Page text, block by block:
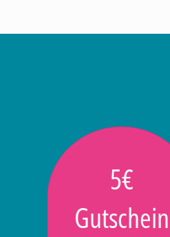
5€
Gutschein